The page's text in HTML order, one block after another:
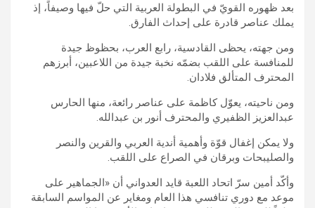
بعد ظهوره القويّ في البطولة العربية التي حلّ فيها وصيفاً، إذ
يملك عناصر قادرة على إحداث الفارق.
ومن جهته، يحظى القادسية، رابع العرب، بحظوظ جيدة
للمنافسة على اللقب بضمّه نخبة جيدة من اللاعبين، أبرزهم
المحترف المتألق فلادان.
ومن ناحيته، يعوّل كاظمة على عناصر رائعة، منها الحارس
عبدالعزيز الظفيري والمحترف أنور بن عبدالله.
ولا يمكن إغفال قوّة وأهمية أندية العربي والقرين والنصر
والصليبحات وبرقان في الصراع على اللقب.
وأكّد أمين سرّ اتحاد اللعبة قايد العدواني أن «الجماهير على
موعد مع دوري تنافسي هذا العام ومغاير عن المواسم السابقة